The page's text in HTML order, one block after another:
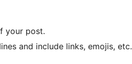
your post.
and include links, emojis, etc.